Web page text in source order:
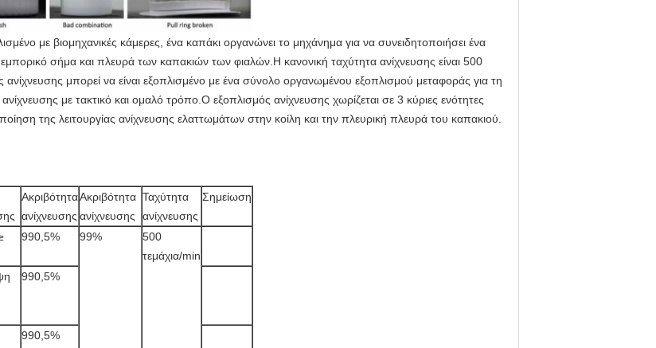
με βιομηχανικές κάμερες, ένα καπάκι οργανώνει το μηχάνημα για να συνειδητοποιήσει ένα
σήμα και πλευρά των καπακιών των φιαλών.Η κανονική ταχύτητα ανίχνευσης είναι 500
μπορεί να είναι εξοπλισμένο με ένα σύνολο οργανωμένου εξοπλισμού μεταφοράς για τη
με τακτικό και ομαλό τρόπο.Ο εξοπλισμός ανίχνευσης χωρίζεται σε 3 κύριες ενότητες
της λειτουργίας ανίχνευσης ελαττωμάτων στην κοίλη και την πλευρική πλευρά του καπακιού.
Ακριβότητα
ανίχνευσης
Ακριβότητα
ανίχνευσης
Ταχύτητα
ανίχνευσης
Σημείωση
990,5% 99%
500
τεμάχια/min
990,5%
990,5%